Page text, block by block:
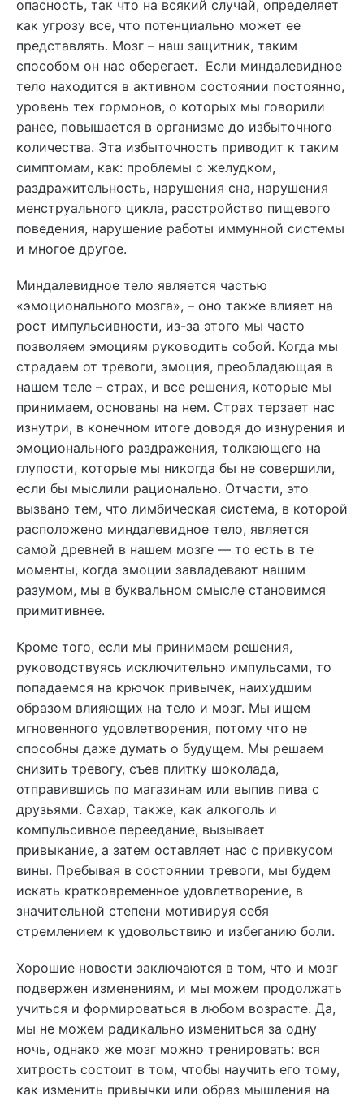
опасность, так что на всякий случай, определяет
как угрозу все, что потенциально может ее
представлять. Мозг – наш защитник, таким
способом он нас оберегает. Если миндалевидное
тело находится в активном состоянии постоянно,
уровень тех гормонов, о которых мы говорили
ранее, повышается в организме до избыточного
количества. Эта избыточность приводит к таким
симптомам, как: проблемы с желудком,
раздражительность, нарушения сна, нарушения
менструального цикла, расстройство пищевого
поведения, нарушение работы иммунной системы
и многое другое.
Миндалевидное тело является частью
«эмоционального мозга», – оно также влияет на
рост импульсивности, из-за этого мы часто
позволяем эмоциям руководить собой. Когда мы
страдаем от тревоги, эмоция, преобладающая в
нашем теле – страх, и все решения, которые мы
принимаем, основаны на нем. Страх терзает нас
изнутри, в конечном итоге доводя до изнурения и
эмоционального раздражения, толкающего на
глупости, которые мы никогда бы не совершили,
если бы мыслили рационально. Отчасти, это
вызвано тем, что лимбическая система, в которой
расположено миндалевидное тело, является
самой древней в нашем мозге — то есть в те
моменты, когда эмоции завладевают нашим
разумом, мы в буквальном смысле становимся
примитивнее.
Кроме того, если мы принимаем решения,
руководствуясь исключительно импульсами, то
попадаемся на крючок привычек, наихудшим
образом влияющих на тело и мозг. Мы ищем
мгновенного удовлетворения, потому что не
способны даже думать о будущем. Мы решаем
снизить тревогу, съев плитку шоколада,
отправившись по магазинам или выпив пива с
друзьями. Сахар, также, как алкоголь и
компульсивное переедание, вызывает
привыкание, а затем оставляет нас с привкусом
вины. Пребывая в состоянии тревоги, мы будем
искать кратковременное удовлетворение, в
значительной степени мотивируя себя
стремлением к удовольствию и избеганию боли.
Хорошие новости заключаются в том, что и мозг
подвержен изменениям, и мы можем продолжать
учиться и формироваться в любом возрасте. Да,
мы не можем радикально измениться за одну
ночь, однако же мозг можно тренировать: вся
хитрость состоит в том, чтобы научить его тому,
как изменить привычки или образ мышления на